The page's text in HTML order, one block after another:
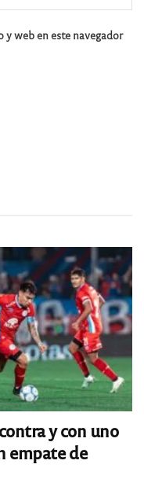
y con uno
empate de
web en este navegador